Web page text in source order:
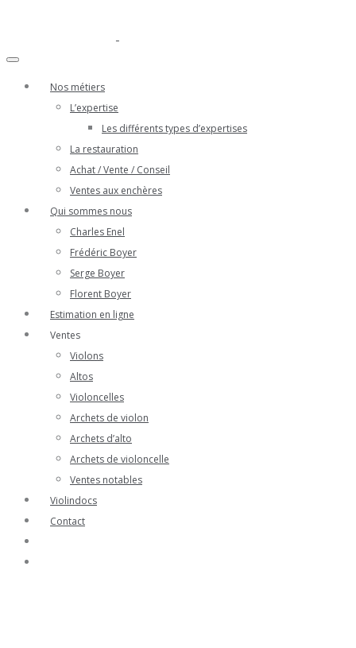
Nos métiers
L’expertise
Les différents types d’expertises
La restauration
Achat / Vente / Conseil
Ventes aux enchères
Qui sommes nous
Charles Enel
Frédéric Boyer
Serge Boyer
Florent Boyer
Estimation en ligne
Ventes
Violons
Altos
Violoncelles
Archets de violon
Archets d’alto
Archets de violoncelle
Ventes notables
Violindocs
Contact